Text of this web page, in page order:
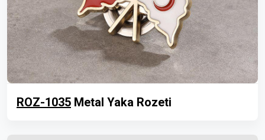
ROZ-1035 Metal Yaka Rozeti